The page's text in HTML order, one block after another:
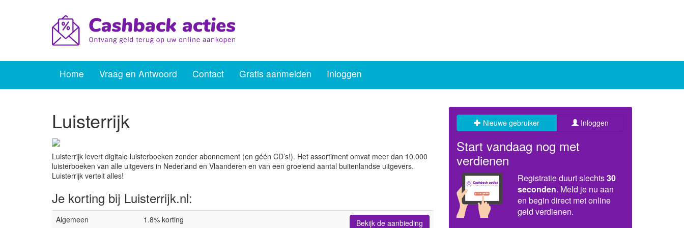
Home Vraag en Antwoord Contact Gratis aanmelden Inloggen
Luisterrijk
Luisterrijk levert digitale luisterboeken zonder abonnement (en géén CD’s!). Het assortiment omvat meer dan 10.000
luisterboeken van alle uitgevers in Nederland en Vlaanderen en van een groeiend aantal buitenlandse uitgevers.
Luisterrijk vertelt alles!
Je korting bij Luisterrijk.nl:
Algemeen 1.8% korting Bekijk de aanbieding
Nieuwe gebruiker Inloggen
Start vandaag nog met
verdienen
Registratie duurt slechts30
seconden. Meld je nu aan
en begin direct met online
geld verdienen.